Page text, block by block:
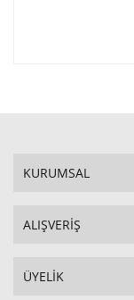
KURUMSAL
ALIŞVERİŞ
ÜYELİK